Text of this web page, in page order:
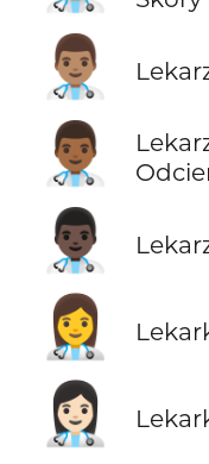
👨🏽‍⚕️
👨🏾‍⚕️
👨🏿‍⚕️
👩‍⚕️
👩🏻‍⚕️